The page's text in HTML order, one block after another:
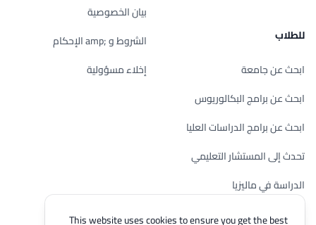
This website uses cookies to ensure you get the best
للطلاب
ابحث عن جامعة
ابحث عن برامج البكالوريوس
ابحث عن برامج الدراسات العليا
تحدث إلى المستشار التعليمي
الدراسة في ماليزيا
تحقق من أهليتك
بيان الخصوصية
الشروط و ;amp الإحكام
إخلاء مسؤولية